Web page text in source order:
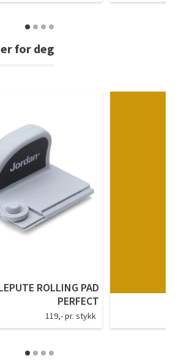
for deg
ROLLING PAD
PERFECT
119,- pr. stykk